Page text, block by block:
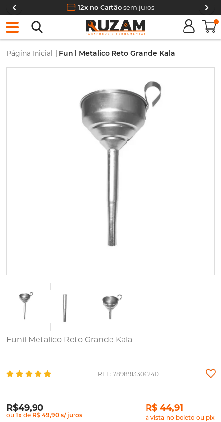
12x no Cartãosem juros
0
Página Inicial | Funil Metalico Reto Grande Kala
Funil Metalico Reto Grande Kala
REF: 7898913306240
R$49,90
ou1x de R$ 49,90 s/ juros
R$ 44,91
à vista